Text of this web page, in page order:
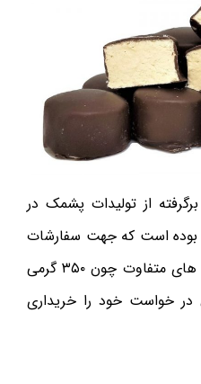
از تولیدات پشمک در
بوده است که جهت سفارشات
لقمه ای در وزن های متفاوت چون ۳۵۰ گرمی
خواست خود را خریداری